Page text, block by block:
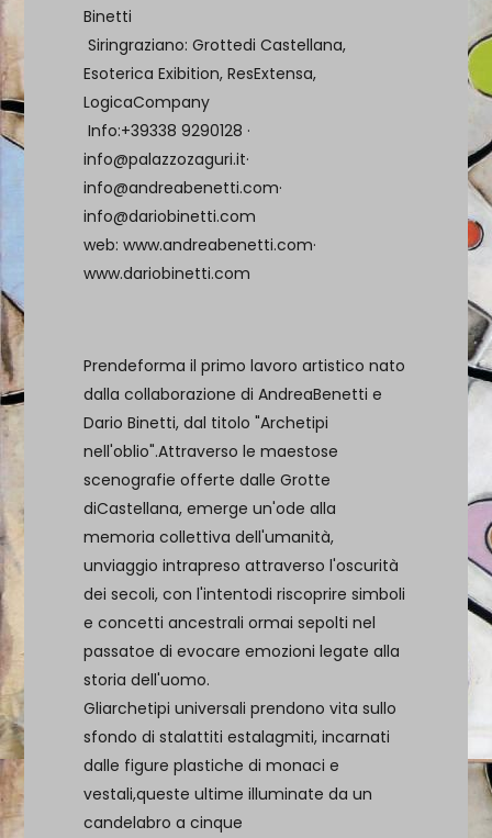
Binetti
Siringraziano: Grottedi Castellana,
Esoterica Exibition, ResExtensa,
LogicaCompany
Info:+39338 9290128 ·
info@palazzozaguri.it·
info@andreabenetti.com·
info@dariobinetti.com
web: www.andreabenetti.com·
www.dariobinetti.com
Prendeforma il primo lavoro artistico nato
dalla collaborazione di AndreaBenetti e
Dario Binetti, dal titolo "Archetipi
nell'oblio".Attraverso le maestose
scenografie offerte dalle Grotte
diCastellana, emerge un'ode alla
memoria collettiva dell'umanità,
unviaggio intrapreso attraverso l'oscurità
dei secoli, con l'intentodi riscoprire simboli
e concetti ancestrali ormai sepolti nel
passatoe di evocare emozioni legate alla
storia dell'uomo.
Gliarchetipi universali prendono vita sullo
sfondo di stalattiti estalagmiti, incarnati
dalle figure plastiche di monaci e
vestali,queste ultime illuminate da un
candelabro a cinque